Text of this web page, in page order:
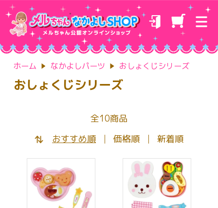
おしょくじシリーズ
全10商品
おすすめ順
価格順 新着順
ホーム なかよしパーツ おしょくじシリーズ